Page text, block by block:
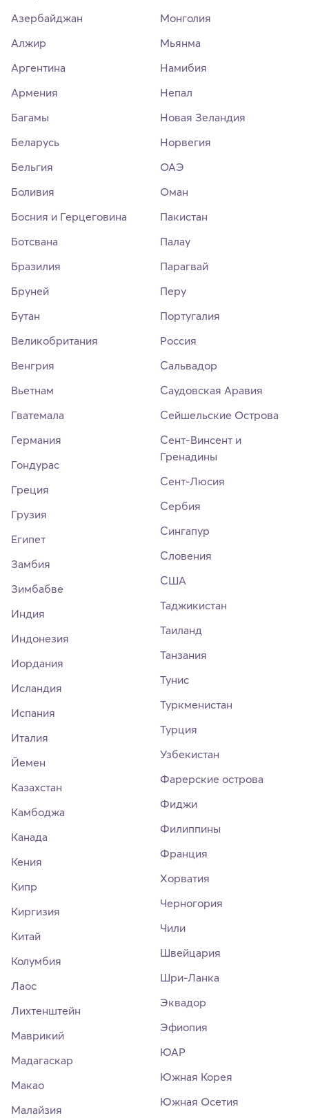
Азербайджан
Алжир
Аргентина
Армения
Багамы
Беларусь
Бельгия
Боливия
Босния и Герцеговина
Ботсвана
Бразилия
Бруней
Бутан
Великобритания
Венгрия
Вьетнам
Гватемала
Германия
Гондурас
Греция
Грузия
Египет
Замбия
Зимбабве
Индия
Индонезия
Иордания
Исландия
Испания
Италия
Йемен
Казахстан
Камбоджа
Канада
Кения
Кипр
Киргизия
Китай
Колумбия
Лаос
Лихтенштейн
Маврикий
Мадагаскар
Макао
Малайзия
Монголия
Мьянма
Намибия
Непал
Новая Зеландия
Норвегия
ОАЭ
Оман
Пакистан
Палау
Парагвай
Перу
Португалия
Россия
Сальвадор
Саудовская Аравия
Сейшельские Острова
Сент-Винсент и
Гренадины
Сент-Люсия
Сербия
Сингапур
Словения
США
Таджикистан
Таиланд
Танзания
Тунис
Туркменистан
Турция
Узбекистан
Фарерские острова
Фиджи
Филиппины
Франция
Хорватия
Черногория
Чили
Швейцария
Шри-Ланка
Эквадор
Эфиопия
ЮАР
Южная Корея
Южная Осетия